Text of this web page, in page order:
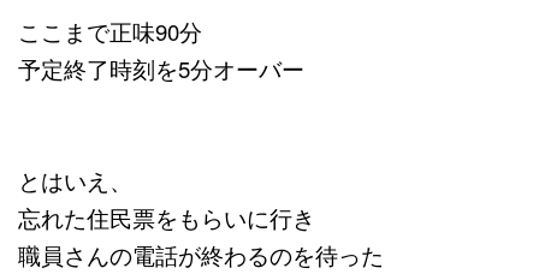
ここまで正味90分
予定終了時刻を5分オーバー
とはいえ、
忘れた住民票をもらいに行き
職員さんの電話が終わるのを待った